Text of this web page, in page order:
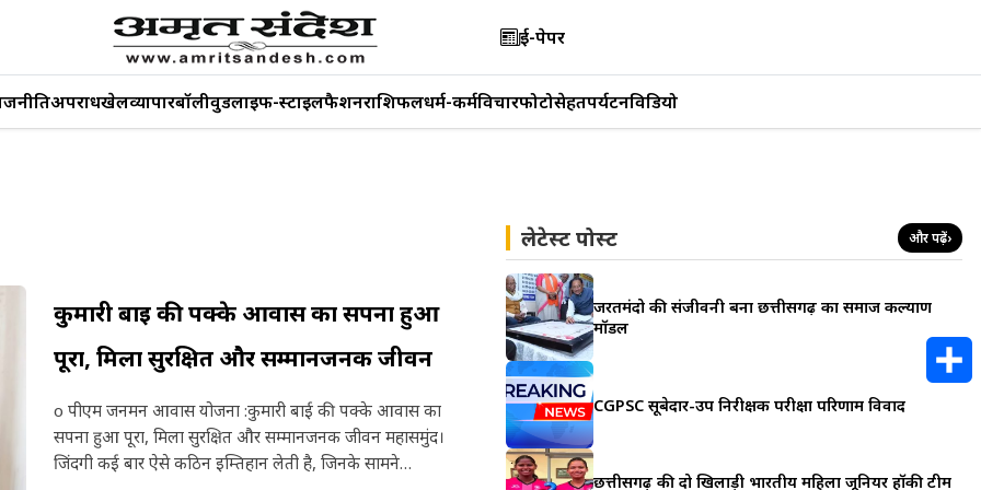
ई-पेपर
अपराधखेलव्यापारबॉलीवुडलाइफ-स्टाइलफैशनराशिफलधर्म-कर्मविचारफोटोसेहतपर्यटनविडियो
कुमारी बाई की पक्के आवास का सपना हुआ
पूरा, मिला सुरक्षित और सम्मानजनक जीवन
o पीएम जनमन आवास योजना :कुमारी बाई की पक्के आवास का
सपना हुआ पूरा, मिला सुरक्षित और सम्मानजनक जीवन महासमुंद।
जिंदगी कई बार ऐसे कठिन इम्तिहान लेती है, जिनके सामने…
लेटेस्ट पोस्ट और पढ़ें›
जरूरतमंदो की संजीवनी बना छत्तीसगढ़ का समाज कल्याण
मॉडल
CGPSC सूबेदार-उप निरीक्षक परीक्षा परिणाम विवाद
छत्तीसगढ़ की दो खिलाड़ी भारतीय महिला जूनियर हॉकी टीम